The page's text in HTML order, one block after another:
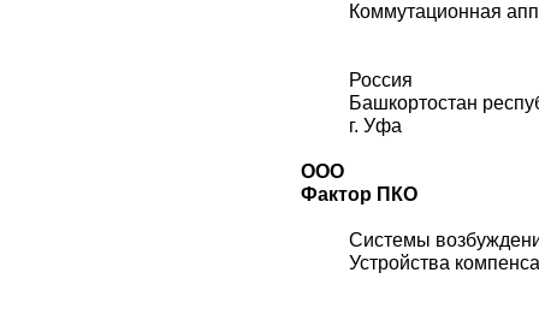
Коммутационная
Россия
Башкортостан
г. Уфа
ООО
Фактор ПКО
Системы
Устройства